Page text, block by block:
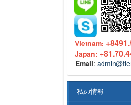
Vietnam:
Japan:
Email:
私の情報